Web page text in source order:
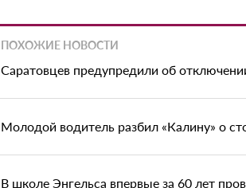
ПОХОЖИЕ НОВОСТИ
Саратовцев предупредили об
Молодой водитель разбил «Калину» о
В школе Энгельса впервые за 60 лет